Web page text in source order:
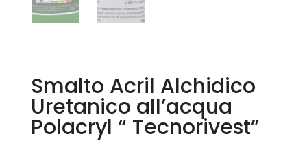
Smalto Acril Alchidico
Uretanico all’acqua
Polacryl “ Tecnorivest”